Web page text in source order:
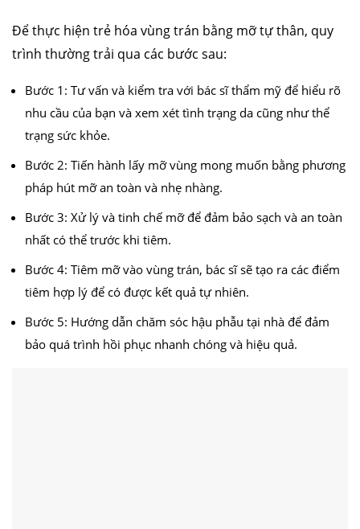
Để thực hiện trẻ hóa vùng trán bằng mỡ tự thân, quy
trình thường trải qua các bước sau:
Bước 1: Tư vấn và kiểm tra với bác sĩ thẩm mỹ để hiểu rõ
nhu cầu của bạn và xem xét tình trạng da cũng như thể
trạng sức khỏe.
Bước 2: Tiến hành lấy mỡ vùng mong muốn bằng phương
pháp hút mỡ an toàn và nhẹ nhàng.
Bước 3: Xử lý và tinh chế mỡ để đảm bảo sạch và an toàn
nhất có thể trước khi tiêm.
Bước 4: Tiêm mỡ vào vùng trán, bác sĩ sẽ tạo ra các điểm
tiêm hợp lý để có được kết quả tự nhiên.
Bước 5: Hướng dẫn chăm sóc hậu phẫu tại nhà để đảm
bảo quá trình hồi phục nhanh chóng và hiệu quả.